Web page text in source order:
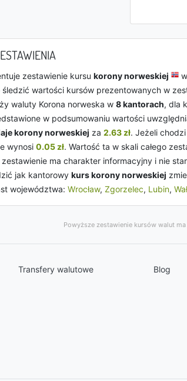
zestawienie kursu korony norweskiej
śledzić wartości kursów prezentowanych w
waluty Korona norweska w 8 kantorach, dla
w podsumowaniu wartości
korony norweskiej za 2.63 zł. Jeżeli
wynosi 0.05 zł. Wartość ta w skali całego
ma charakter informacyjny i nie
jak kantorowy kurs korony norweskiej
województwa: Wrocław, Zgorzelec, Lubin,
Powyższe zestawienie kursów walut
Transfery walutowe Blog